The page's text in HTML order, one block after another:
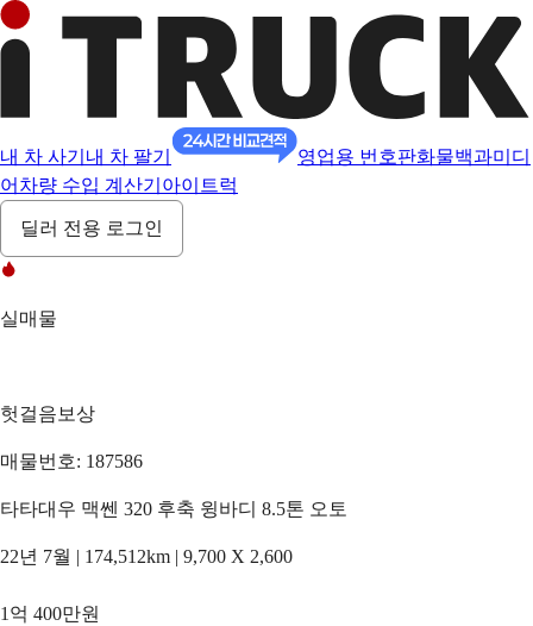
내 차 사기 내 차 팔기 영업용 번호판화물백과미디
어 차량 수입 계산기 아이트럭
딜러 전용 로그인
실매물
헛걸음보상
매물번호: 187586
타타대우 맥쎈 320 후축 윙바디 8.5톤 오토
22년 7월 | 174,512km | 9,700 X 2,600
1억 400만원